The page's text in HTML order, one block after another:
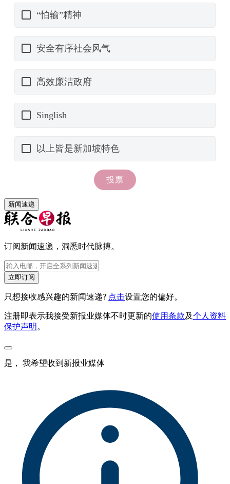
新闻速递
订阅新闻速递，洞悉时代脉搏。
立即订阅
只想接收感兴趣的新闻速递? 点击设置您的偏好。
注册即表示我接受新报业媒体不时更新的使用条款及个人资料
保护声明 。
是， 我希望收到新报业媒体